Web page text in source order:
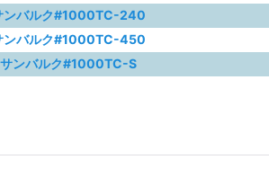
ンバルク#1000TC-240
ンバルク#1000TC-450
サンバルク#1000TC-S